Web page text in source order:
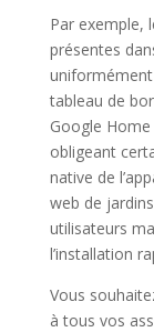
Par exemple,
présentes
tableau de
Google
obligeant
native de
web de
utilisateurs
l’installation
Vous
à tous vos